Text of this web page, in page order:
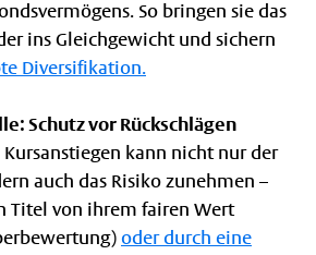
So bringen sie das
ins Gleichgewicht und sichern
Diversifikation.
Schutz vor Rückschlägen
kann nicht nur der
auch das Risiko zunehmen –
Titel von ihrem fairen Wert
oder durch eine